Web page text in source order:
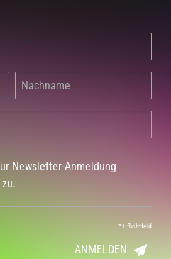
Newsletter-Anmeldung
*Pflichtfeld
ANMELDEN